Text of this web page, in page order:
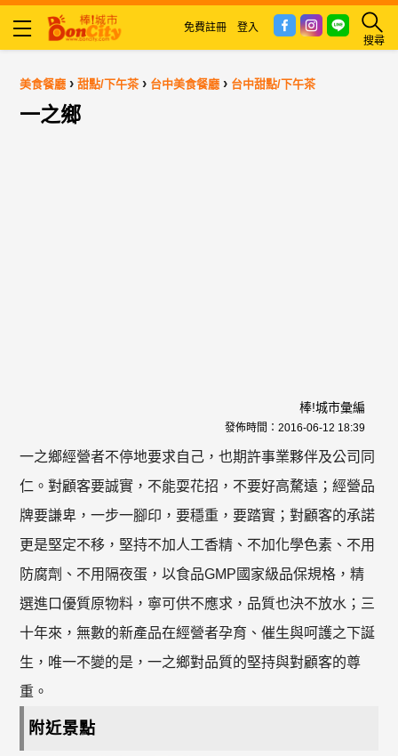
搜尋
免費註冊 登入
美食餐廳 ›甜點/下午茶 › 台中美食餐廳 › 台中甜點/下午茶
一之鄉
棒!城市彙編
發佈時間： 2016-06-12 18:39
一之鄉經營者不停地要求自己，也期許事業夥伴及公司同
仁。對顧客要誠實，不能耍花招，不要好高騖遠；經營品
牌要謙卑，一步一腳印，要穩重，要踏實；對顧客的承諾
更是堅定不移，堅持不加人工香精、不加化學色素、不用
防腐劑、不用隔夜蛋，以食品GMP國家級品保規格，精
選進口優質原物料，寧可供不應求，品質也決不放水；三
十年來，無數的新產品在經營者孕育、催生與呵護之下誕
生，唯一不變的是，一之鄉對品質的堅持與對顧客的尊
重。
附近景點